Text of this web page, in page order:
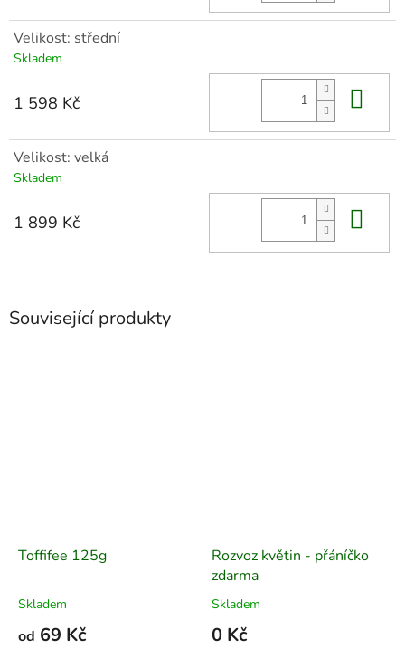
Související produkty
Toffifee 125g
Skladem
od 69 Kč
Rozvoz květin - přáníčko
zdarma
Skladem
0 Kč
Velikost: střední
Skladem
1 598 Kč
Velikost: velká
Skladem
1 899 Kč